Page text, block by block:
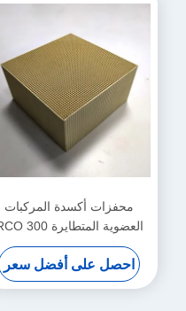
محفزات أكسدة المركبات
العضوية المتطايرة RCO 300
Cpsi تزيل نفايات الصناعة
احصل على أفضل سعر